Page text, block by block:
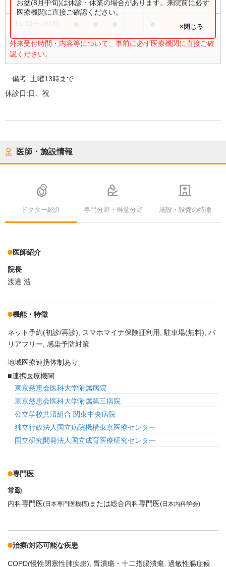
9:00〜13:00 ●
外来受付時間・内容等について、事前に必ず医療機関に直接ご確
認ください。
お盆(8月中旬)は休診・休業の場合があります。来院前に必ず
医療機関に直接ご確認ください。
×閉じる
備考: 土曜13時まで
休診日:日、祝
医師・施設情報
ドクター紹介 専門分野・得意分野 施設・設備の特徴
医師紹介
院長
渡邉 浩
機能・特徴
ネット予約(初診/再診) スマホマイナ保険証利用 駐車場(無料) バ
リアフリー 感染予防対策
地域医療連携体制あり
連携医療機関
東京慈恵会医科大学附属病院
東京慈恵会医科大学附属第三病院
公立学校共済組合 関東中央病院
独立行政法人国立病院機構東京医療センター
国立研究開発法人国立成育医療研究センター
専門医
常勤
内科専門医(日本専門医機構)または総合内科専門医(日本内科学会)
治療/対応可能な疾患
COPD(慢性閉塞性肺疾患) 胃潰瘍・十二指腸潰瘍 過敏性腸症候